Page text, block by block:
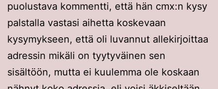
puolustava kommentti, että hän cmx:n kysy
palstalla vastasi aihetta koskevaan
kysymykseen, että oli luvannut allekirjoittaa
adressin mikäli on tyytyväinen sen
sisältöön, mutta ei kuulemma ole koskaan